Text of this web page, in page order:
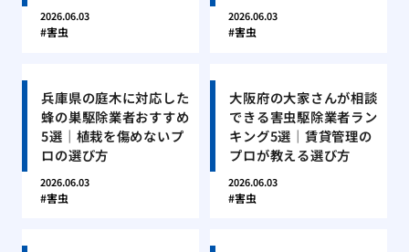
2026.06.03
害虫
2026.06.03
害虫
兵庫県の庭木に対応した
蜂の巣駆除業者おすすめ
5選｜植栽を傷めないプ
ロの選び方
2026.06.03
害虫
大阪府の大家さんが相談
できる害虫駆除業者ラン
キング5選｜賃貸管理の
プロが教える選び方
2026.06.03
害虫